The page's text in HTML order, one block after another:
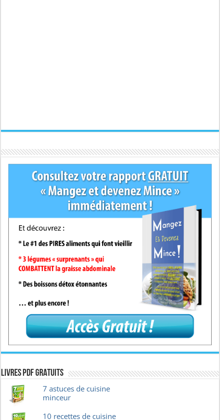
Livres pdf GRATUITS
7 astuces de cuisine
minceur
10 recettes de cuisine